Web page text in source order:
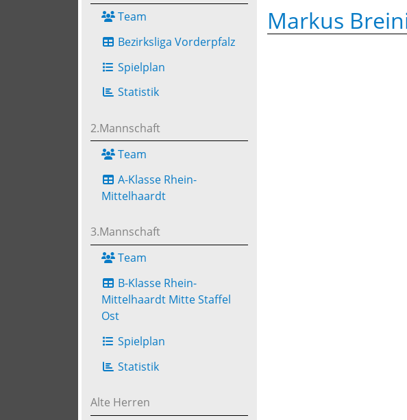
Team
Bezirksliga Vorderpfalz
Spielplan
Statistik
2.Mannschaft
Team
A-Klasse Rhein-
Mittelhaardt
3.Mannschaft
Team
B-Klasse Rhein-
Mittelhaardt Mitte Staffel
Ost
Spielplan
Statistik
Alte Herren
Markus